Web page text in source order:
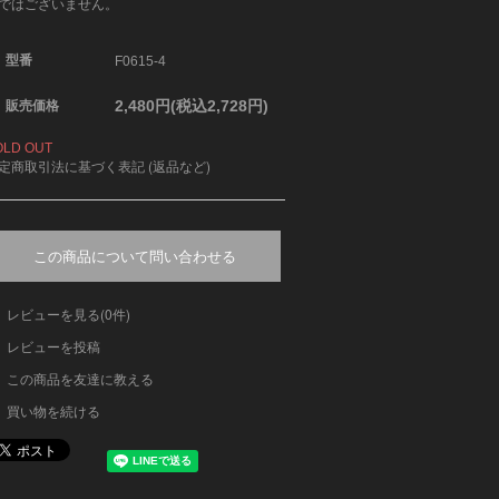
型番 F0615-4
販売価格 2,480円(税込2,728円)
OUT
商取引法に基づく表記 (返品など)
この商品について問い合わせる
レビューを見る(0件)
レビューを投稿
この商品を友達に教える
買い物を続ける